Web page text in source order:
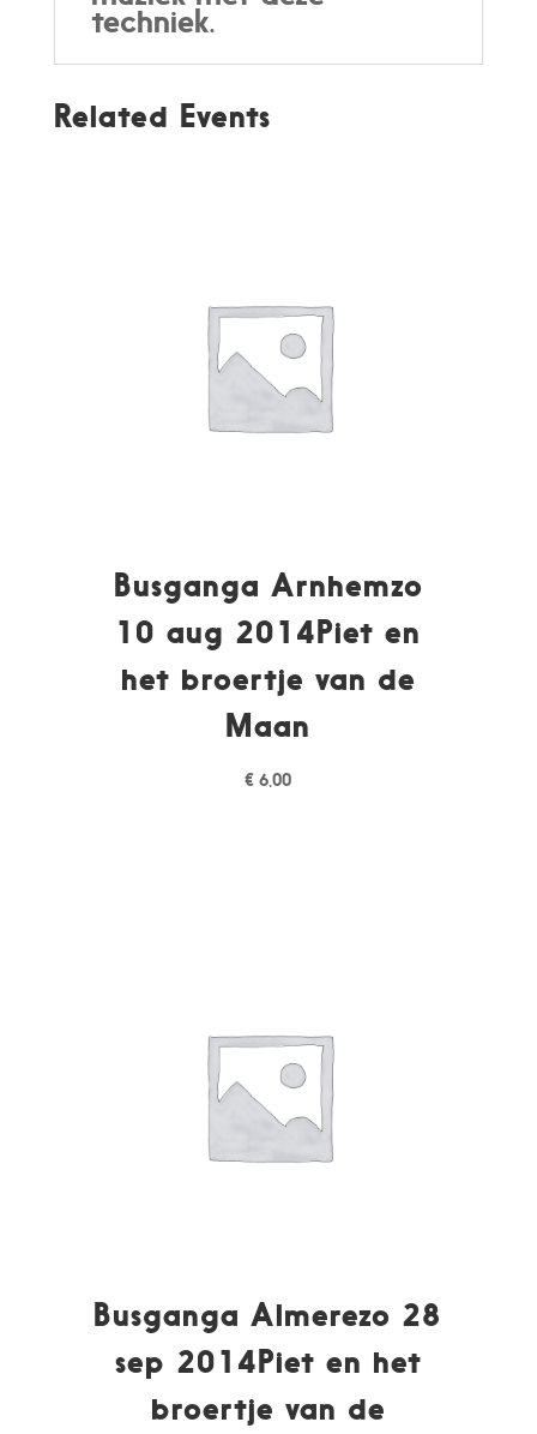
techniek.
Related Events
Busganga Arnhemzo
10 aug 2014Piet en
het broertje van de
Maan
€ 6,00
Busganga Almerezo 28
sep 2014Piet en het
broertje van de